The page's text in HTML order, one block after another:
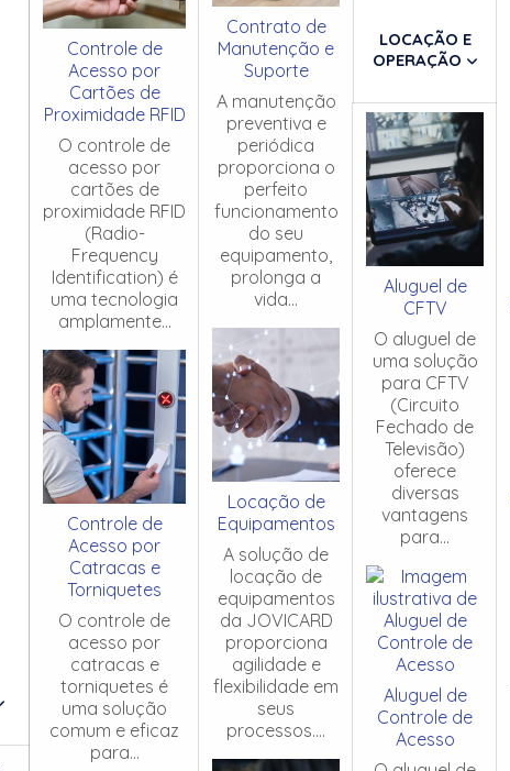
Controle de
Acesso por
Cartões de
Proximidade RFID
O controle de
acesso por
cartões de
proximidade RFID
(Radio-
Frequency
Identification) é
uma tecnologia
amplamente...
Controle de
Acesso por
Catracas e
Torniquetes
O controle de
acesso por
catracas e
torniquetes é
uma solução
comum e eficaz
para...
Contrato de
Manutenção e
Suporte
A manutenção
preventiva e
periódica
proporciona o
perfeito
funcionamento
do seu
equipamento,
prolonga a
vida...
Locação de
Equipamentos
A solução de
locação de
equipamentos
da JOVICARD
proporciona
agilidade e
flexibilidade em
seus
processos....
LOCAÇÃO E
OPERAÇÃO
Aluguel de
CFTV
O aluguel de
uma solução
para CFTV
(Circuito
Fechado de
Televisão)
oferece
diversas
vantagens
para...
Aluguel de
Controle de
Acesso